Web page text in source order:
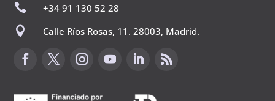

+34 91 130 52 28

Calle Ríos Rosas, 11. 28003, Madrid.